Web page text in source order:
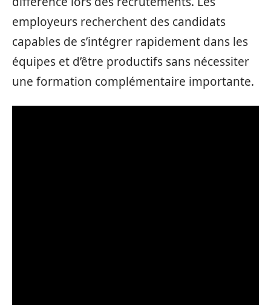
employeurs recherchent des candidats
capables de s’intégrer rapidement dans les
équipes et d’être productifs sans nécessiter
une formation complémentaire importante.